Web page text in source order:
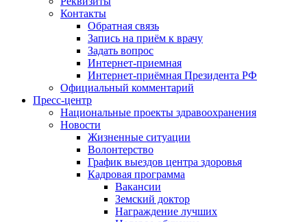
Контакты
Обратная связь
Запись на приём к врачу
Задать вопрос
Интернет-приемная
Интернет-приёмная Президента РФ
Официальный комментарий
Пресс-центр
Национальные проекты здравоохранения
Новости
Жизненные ситуации
Волонтерство
График выездов центра здоровья
Кадровая программа
Вакансии
Земский доктор
Награждение лучших